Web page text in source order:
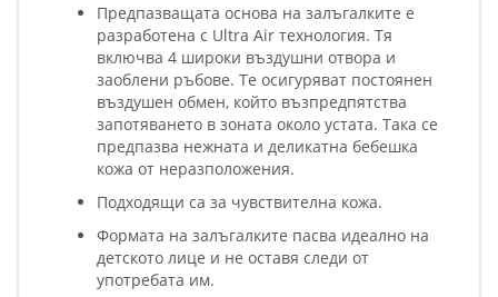
Предпазващата основа на залъгалките е
разработена с Ultra Air технология. Тя
включва 4 широки въздушни отвора и
заоблени ръбове. Те осигуряват постоянен
въздушен обмен, който възпредпятства
запотяването в зоната около устата. Така се
предпазва нежната и деликатна бебешка
кожа от неразположения.
Подходящи са за чувствителна кожа.
Формата на залъгалките пасва идеално на
детското лице и не оставя следи от
употребата им.